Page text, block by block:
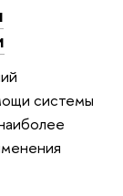
системы